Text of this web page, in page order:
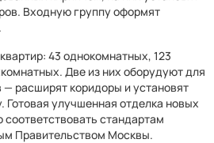
Входную группу оформят
43 однокомнатных, 123
Две из них оборудуют для
расширят коридоры и установят
Готовая улучшенная отделка новых
стандартам
Правительством Москвы.